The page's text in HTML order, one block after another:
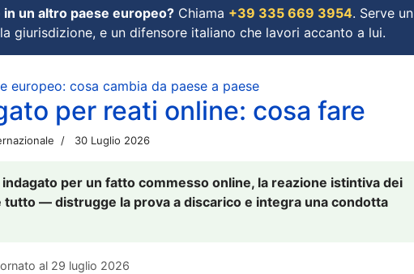
un altro paese europeo? Chiama +39 335 669 3954. Serve un
giurisdizione, e un difensore italiano che lavori accanto a lui.
europeo: cosa cambia da paese a paese
per reati online: cosa fare
30 Luglio 2026
per un fatto commesso online, la reazione istintiva dei
— distrugge la prova a discarico e integra una condotta
al 29 luglio 2026